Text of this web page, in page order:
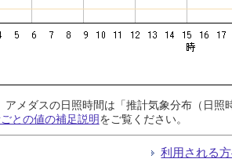
アメダスの日照時間は「推計気象分布（日
との値の補足説明をご覧ください。
利用される